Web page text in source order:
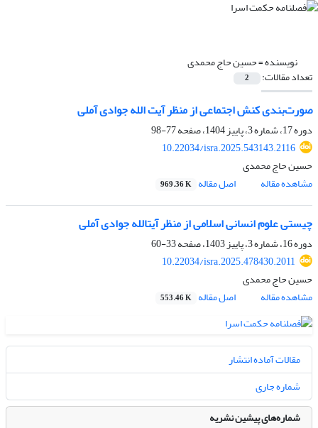
نویسنده =حسین حاج محمدی
تعداد مقالات: 2
صورت‌بندی کنش اجتماعی از منظر آیت الله جوادی آملی
دوره 17، شماره 3، پاییز 1404، صفحه
77-98
10.22034/isra.2025.543143.2116
حسین حاج محمدی
مشاهده مقاله
اصل مقاله 969.36 K
چیستی علوم انسانی اسلامی از منظر آیت‎الله جوادی آملی
دوره 16، شماره 3، پاییز 1403، صفحه
33-60
10.22034/isra.2025.478430.2011
حسین حاج محمدی
مشاهده مقاله
اصل مقاله 553.46 K
مقالات آماده انتشار
شماره جاری
شماره‌های پیشین نشریه